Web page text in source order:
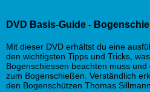
DVD Basis-Guide -
Mit dieser DVD erhältst du eine
den wichtigsten Tipps und Tricks,
Bogenschiessen beachten muss
zum Bogenschießen. Verständlich
den Bogenschützen Thomas